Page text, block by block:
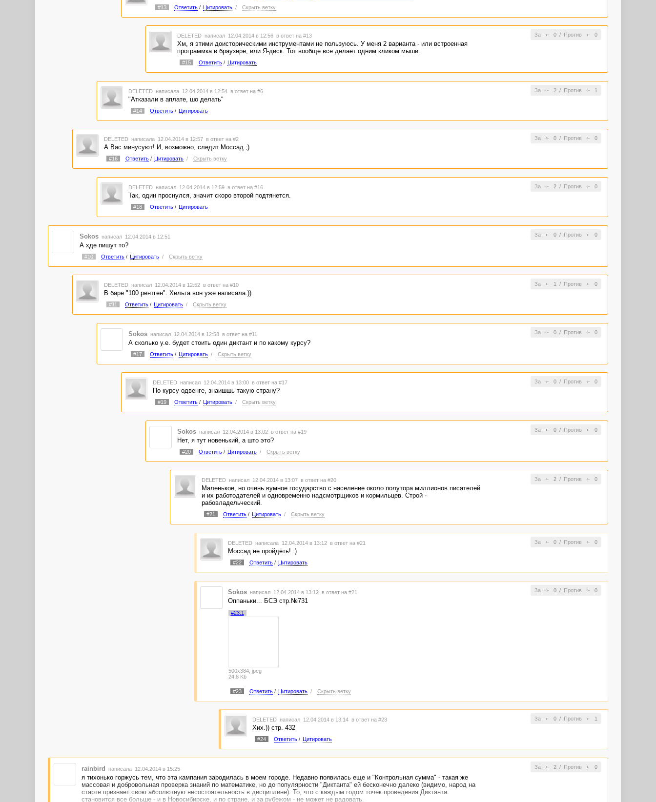
#13 Ответить/ Цитировать / Скрыть ветку
За 0/ Против 0
DELETED написал 12.04.2014 в 12:56 в ответ на #13
Хм, я этими доисторическими инструментами не пользуюсь. У меня 2 варианта - или встроенная
программка в браузере, или Я-диск. Тот вообще все делает одним кликом мыши.
#15 Ответить/ Цитировать
За 2/ Против 1
DELETED написала 12.04.2014 в 12:54 в ответ на #6
"Атказали в аплате, шо делать"
#14 Ответить/ Цитировать
За 0/ Против 0
DELETED написала 12.04.2014 в 12:57 в ответ на #2
А Вас минусуют! И, возможно, следит Моссад ;)
#16 Ответить/ Цитировать / Скрыть ветку
За 2/ Против 0
DELETED написал 12.04.2014 в 12:59 в ответ на #16
Так, один проснулся, значит скоро второй подтянется.
#18 Ответить/ Цитировать
За 0/ Против 0
Sokos написал 12.04.2014 в 12:51
А хде пишут то?
#10 Ответить/ Цитировать / Скрыть ветку
За 1 / Против 0
DELETED написал 12.04.2014 в 12:52 в ответ на #10
В баре "100 рентген". Хельга вон уже написала.))
#11 Ответить/ Цитировать / Скрыть ветку
За 0/ Против 0
Sokos написал 12.04.2014 в 12:58 в ответ на #11
А сколько у.е. будет стоить один диктант и по какому курсу?
#17 Ответить/ Цитировать / Скрыть ветку
За 0/ Против 0
DELETED написал 12.04.2014 в 13:00 в ответ на #17
По курсу одвенге, знаишшь такую страну?
#19 Ответить/ Цитировать / Скрыть ветку
За 0/ Против 0
Sokos написал 12.04.2014 в 13:02 в ответ на #19
Нет, я тут новенький, а што это?
#20 Ответить/ Цитировать / Скрыть ветку
За 2/ Против 0
DELETED написал 12.04.2014 в 13:07 в ответ на #20
Маленькое, но очень вумное государство с население около полутора миллионов писателей
и их работодателей и одновременно надсмотрщиков и кормильцев. Строй -
рабовладельческий.
#21 Ответить/ Цитировать / Скрыть ветку
За 0/ Против 0
DELETED написала 12.04.2014 в 13:12 в ответ на #21
Моссад не пройдёть! :)
#22 Ответить/ Цитировать
За 0/ Против 0
Sokos написал 12.04.2014 в 13:12 в ответ на #21
Оппаньки... БСЭ стр.№731
#23.1
500x384, jpeg
24.8 Kb
#23 Ответить/ Цитировать / Скрыть ветку
За 0/ Против 1
DELETED написал 12.04.2014 в 13:14 в ответ на #23
Хих.)) стр. 432
#24 Ответить/ Цитировать
За 2/ Против 0
rainbird написала 12.04.2014 в 15:25
я тихонько горжусь тем, что эта кампания зародилась в моем городе. Недавно появилась еще и "Контрольная сумма" - такая же
массовая и добровольная проверка знаний по математике, но до популярности "Диктанта" ей бесконечно далеко (видимо, народ на
старте признает свою абсолютную несостоятельность в дисциплине). То, что с каждым годом точек проведения Диктанта
становится все больше - и в Новосибирске, и по стране, и за рубежом - не может не радовать.